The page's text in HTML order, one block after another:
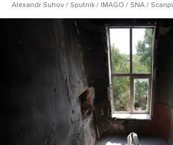
Alexandr Suhov / Sputnik / IMAGO / SNA /